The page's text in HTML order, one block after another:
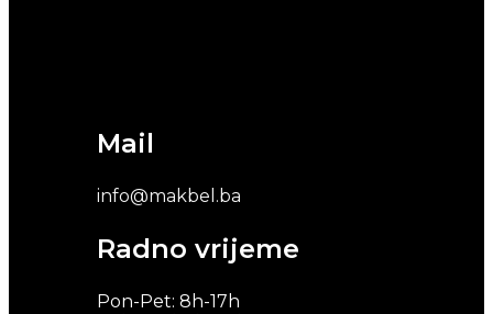
Mail
info@makbel.ba
Radno vrijeme
Pon-Pet: 8h-17h